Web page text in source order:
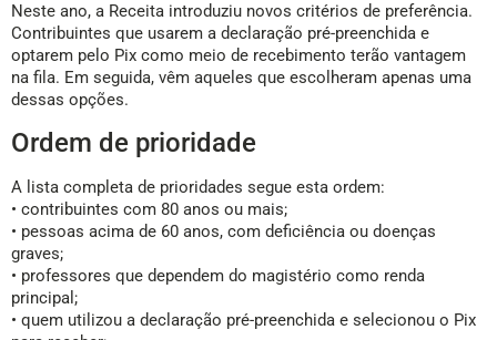
Neste ano, a Receita introduziu novos critérios de preferência.
Contribuintes que usarem a declaração pré-preenchida e
optarem pelo Pix como meio de recebimento terão vantagem
na fila. Em seguida, vêm aqueles que escolheram apenas uma
dessas opções.
Ordem de prioridade
A lista completa de prioridades segue esta ordem:
• contribuintes com 80 anos ou mais;
• pessoas acima de 60 anos, com deficiência ou doenças
graves;
• professores que dependem do magistério como renda
principal;
• quem utilizou a declaração pré-preenchida e selecionou o Pix